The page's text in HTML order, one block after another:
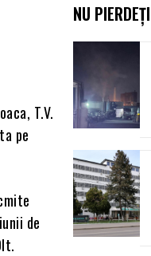
T.V.
pe
de
NU PIERDEȚI